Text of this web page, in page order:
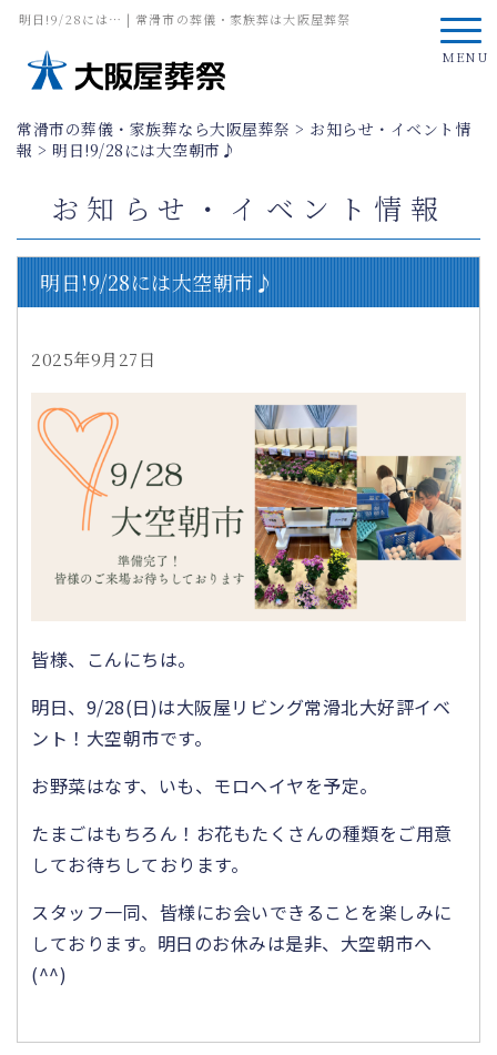
明日!9/28には… | 常滑市の葬儀・家族葬は大阪屋葬祭
MENU
常滑市の葬儀・家族葬なら大阪屋葬祭 > お知らせ・イベント情
報 > 明日!9/28には大空朝市♪
お知らせ・イベント情報
明日!9/28には大空朝市♪
2025年9月27日
皆様、こんにちは。
明日、9/28(日)は大阪屋リビング常滑北大好評イベ
ント！大空朝市です。
お野菜はなす、いも、モロヘイヤを予定。
たまごはもちろん！お花もたくさんの種類をご用意
してお待ちしております。
スタッフ一同、皆様にお会いできることを楽しみに
しております。明日のお休みは是非、大空朝市へ
(^^)